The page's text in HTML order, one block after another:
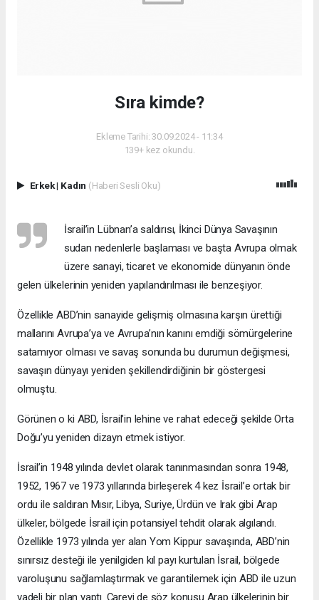
Sıra kimde?
Ekleme Tarihi: 30.09.2024 - 11:34
139+ kez okundu.
Erkek| Kadın (Haberi Sesli Oku)
İsrail’in Lübnan’a saldırısı, İkinci Dünya Savaşının
sudan nedenlerle başlaması ve başta Avrupa olmak
üzere sanayi, ticaret ve ekonomide dünyanın önde
gelen ülkelerinin yeniden yapılandırılması ile benzeşiyor.
Özellikle ABD’nin sanayide gelişmiş olmasına karşın ürettiği
mallarını Avrupa’ya ve Avrupa’nın kanını emdiği sömürgelerine
satamıyor olması ve savaş sonunda bu durumun değişmesi,
savaşın dünyayı yeniden şekillendirdiğinin bir göstergesi
olmuştu.
Görünen o ki ABD, İsrail’in lehine ve rahat edeceği şekilde Orta
Doğu’yu yeniden dizayn etmek istiyor.
İsrail’in 1948 yılında devlet olarak tanınmasından sonra 1948,
1952, 1967 ve 1973 yıllarında birleşerek 4 kez İsrail’e ortak bir
ordu ile saldıran Mısır, Libya, Suriye, Ürdün ve Irak gibi Arap
ülkeler, bölgede İsrail için potansiyel tehdit olarak algılandı.
Özellikle 1973 yılında yer alan Yom Kippur savaşında, ABD’nin
sınırsız desteği ile yenilgiden kıl payı kurtulan İsrail, bölgede
varoluşunu sağlamlaştırmak ve garantilemek için ABD ile uzun
vadeli bir plan yaptı. Çareyi de söz konusu Arap ülkelerinin bir